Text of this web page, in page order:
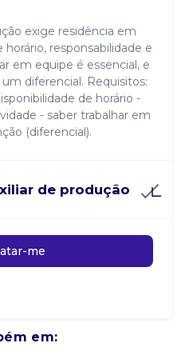
exige residência em
responsabilidade e
em equipe é essencial, e
diferencial. Requisitos:
de horário -
- saber trabalhar em
(diferencial).
de produção
me
em: